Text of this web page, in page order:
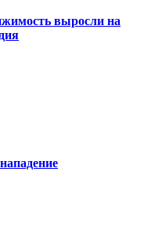
выросли на